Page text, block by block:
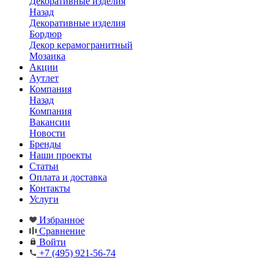
Назад
Декоративные изделия
Бордюр
Декор керамогранитный
Мозаика
Акции
Аутлет
Компания
Назад
Компания
Вакансии
Новости
Бренды
Наши проекты
Статьи
Оплата и доставка
Контакты
Услуги
Избранное
Сравнение
Войти
+7 (495) 921-56-74